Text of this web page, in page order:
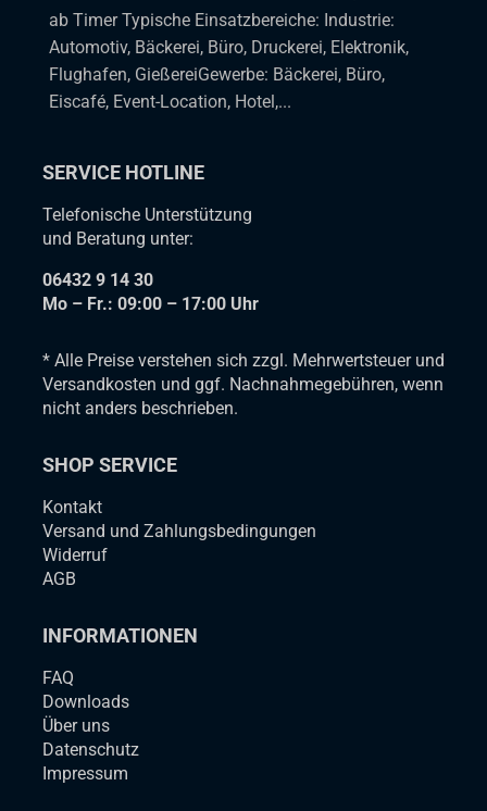
ab Timer Typische Einsatzbereiche: Industrie:
Automotiv, Bäckerei, Büro, Druckerei, Elektronik,
Flughafen, GießereiGewerbe: Bäckerei, Büro,
Eiscafé, Event-Location, Hotel,...
SERVICE HOTLINE
Telefonische Unterstützung
und Beratung unter:
06432 9 14 30
Mo – Fr.: 09:00 – 17:00 Uhr
* Alle Preise verstehen sich zzgl. Mehrwertsteuer und
Versandkosten und ggf. Nachnahmegebühren, wenn
nicht anders beschrieben.
SHOP SERVICE
Kontakt
Versand und Zahlungsbedingungen
Widerruf
AGB
INFORMATIONEN
FAQ
Downloads
Über uns
Datenschutz
Impressum